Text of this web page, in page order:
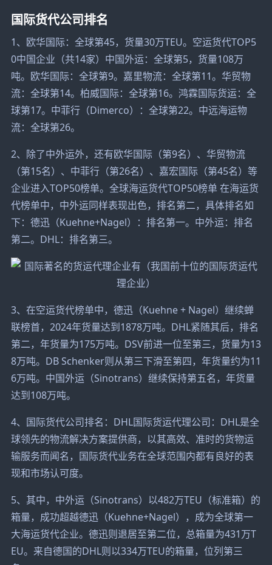
国际货代公司排名
1、欧华国际：全球第45，货量30万TEU。空运货代TOP5
0中国企业（共14家）中国外运：全球第5，货量108万
吨。欧华国际：全球第9。嘉里物流：全球第11。华贸物
流：全球第14。柏威国际：全球第16。鸿霖国际货运：全
球第17。中菲行（Dimerco）：全球第22。中远海运物
流：全球第26。
2、除了中外运外，还有欧华国际（第9名）、华贸物流
（第15名）、中菲行（第26名）、嘉宏国际（第45名）等
企业进入TOP50榜单。全球海运货代TOP50榜单 在海运货
代榜单中，中外运同样表现出色，排名第二，具体排名如
下：德迅（Kuehne+Nagel）：排名第一。中外运：排名
第二。DHL：排名第三。
3、在空运货代榜单中，德迅（Kuehne + Nagel）继续蝉
联榜首，2024年货量达到1878万吨。DHL紧随其后，排名
第二，年货量为175万吨。DSV前进一位至第三，货量为13
8万吨。DB Schenker则从第三下滑至第四，年货量约为11
6万吨。中国外运（Sinotrans）继续保持第五名，年货量
达到108万吨。
4、国际货代公司排名：DHL国际货运代理公司：DHL是全
球领先的物流解决方案提供商，以其高效、准时的货物运
输服务而闻名，国际货代业务在全球范围内都有良好的表
现和市场认可度。
5、其中，中外运（Sinotrans）以482万TEU（标准箱）的
箱量，成功超越德迅（Kuehne+Nagel），成为全球第一
大海运货代企业。德迅则退居至第二位，总箱量为431万T
EU。来自德国的DHL则以334万TEU的箱量，位列第三